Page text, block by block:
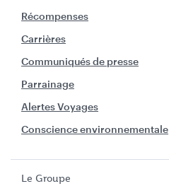
Récompenses
Carrières
Communiqués de presse
Parrainage
Alertes Voyages
Conscience environnementale
Le Groupe